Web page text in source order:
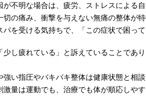
が不明な場合は、疲労、ストレスによる
切の痛み、衝撃を与えない無痛の整体が特
パを受ける気持ちで、「この症状で困っ
少し疲れている」と訴えていることであ
強い指圧やバキバキ整体は健康状態と相談
激量は運動でも、治療でも体が順応しや